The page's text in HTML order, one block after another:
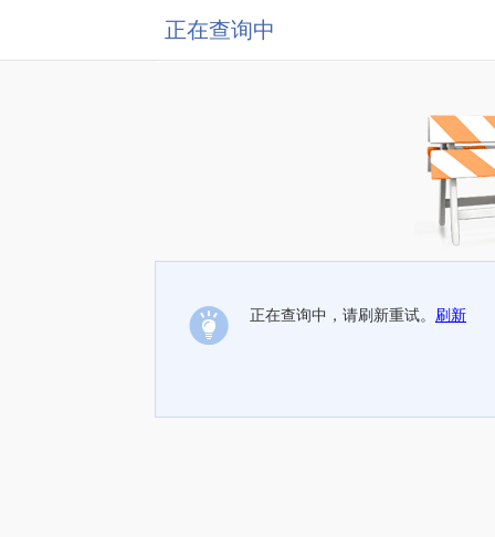
正在查询中
正在查询中，请刷新重试。 刷新